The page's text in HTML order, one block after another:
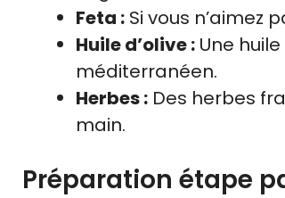
Feta : Si vous
Huile d’olive : Une
méditerranéen.
Herbes : Des herbes
main.
Préparation étape